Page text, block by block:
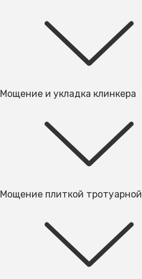
Мощение и укладка клинкера
Мощение плиткой тротуарной